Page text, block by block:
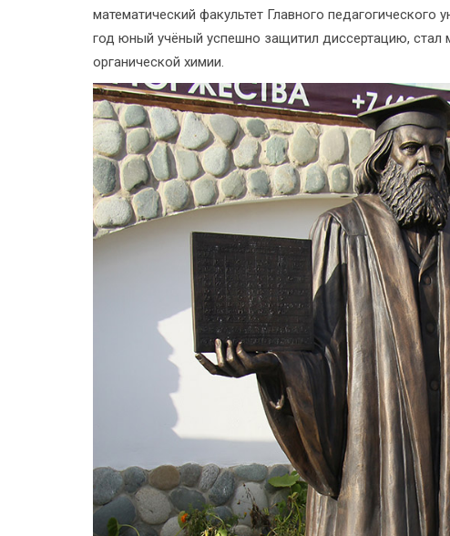
математический факультет Главного педагогического
год юный учёный успешно защитил диссертацию, стал
органической химии.